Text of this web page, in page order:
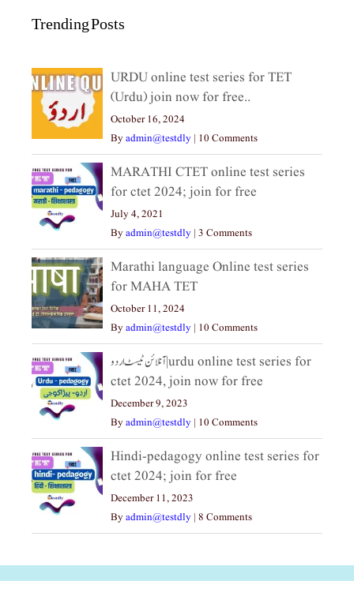
Trending Posts
URDU online test series for TET
(Urdu) join now for free..
October 16, 2024
Byadmin@testdly | 10 Comments
MARATHI CTET online test series
for ctet 2024; join for free
July 4, 2021
Byadmin@testdly | 3 Comments
Marathi language Online test series
for MAHA TET
October 11, 2024
Byadmin@testdly | 10 Comments
آنلائن ٹیسٹ اردو|urdu online test series for
ctet 2024, join now for free
December 9, 2023
Byadmin@testdly | 10 Comments
Hindi-pedagogy online test series for
ctet 2024; join for free
December 11, 2023
Byadmin@testdly | 8 Comments